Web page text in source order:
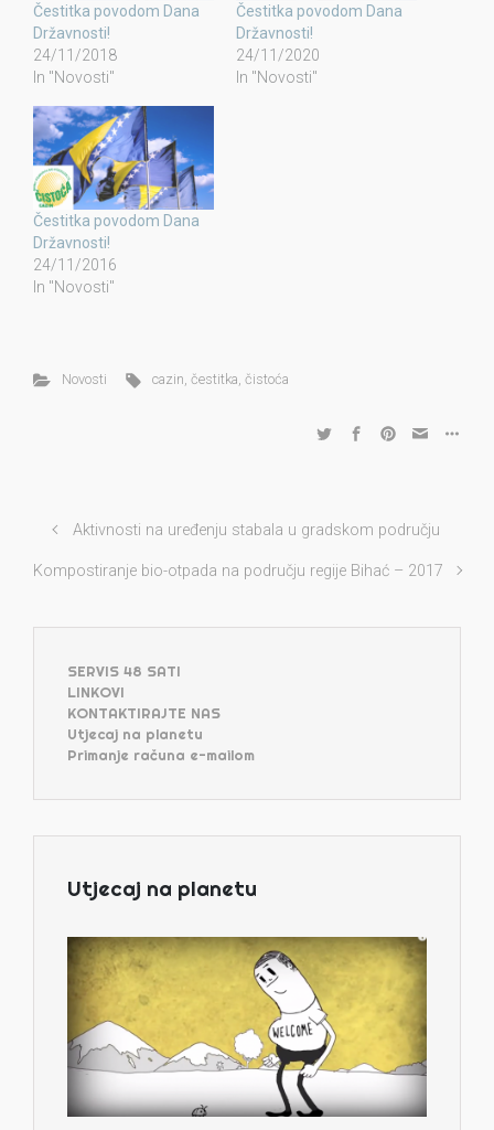
Čestitka povodom Dana
Državnosti!
24/11/2018
In "Novosti"
Čestitka povodom Dana
Državnosti!
24/11/2020
In "Novosti"
Čestitka povodom Dana
Državnosti!
24/11/2016
In "Novosti"
Novosti cazin,čestitka,čistoća
Aktivnosti na uređenju stabala u gradskom području
Kompostiranje bio-otpada na području regije Bihać – 2017
SERVIS 48 SATI
LINKOVI
KONTAKTIRAJTE NAS
Utjecaj na planetu
Primanje računa e-mailom
Utjecaj na planetu